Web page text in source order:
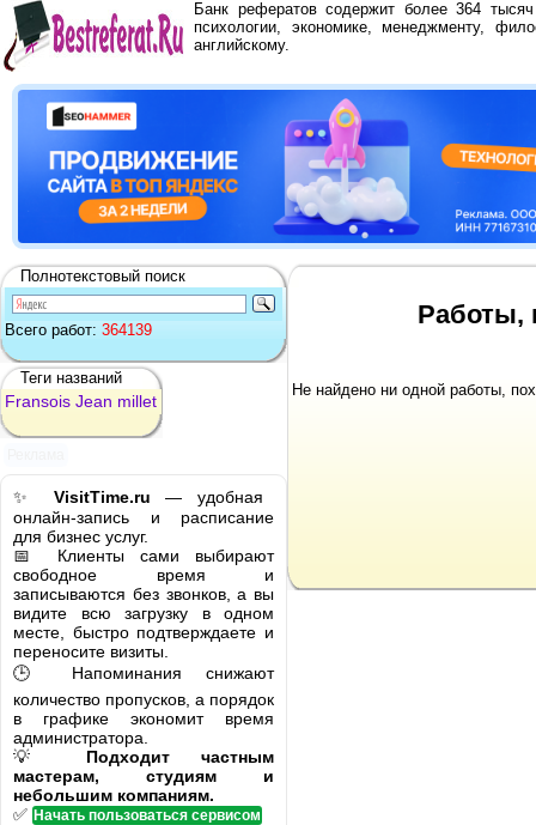
Банк рефератов содержит более 364
психологии, экономике, менеджменту,
английскому.
Полнотекстовый поиск
Всего работ: 364139
Теги названий
Fransois Jean millet
✨ VisitTime.ru — удобная
онлайн-запись и расписание
для бизнес услуг.
📅 Клиенты сами выбирают
свободное время и
записываются без звонков, а вы
видите всю загрузку в одном
месте, быстро подтверждаете и
переносите визиты.
🕒 Напоминания снижают
количество пропусков, а порядок
в графике экономит время
администратора.
💡 Подходит частным
мастерам, студиям и
небольшим компаниям.
✅ Начать пользоваться сервисом
Работы,
Не найдено ни одной работы,